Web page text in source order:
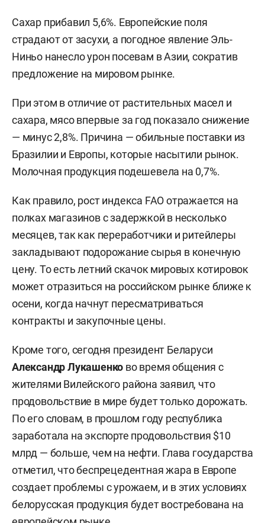
Сахар прибавил 5,6%. Европейские поля
страдают от засухи, а погодное явление Эль-
Ниньо нанесло урон посевам в Азии, сократив
предложение на мировом рынке.
При этом в отличие от растительных масел и
сахара, мясо впервые за год показало снижение
— минус 2,8%. Причина — обильные поставки из
Бразилии и Европы, которые насытили рынок.
Молочная продукция подешевела на 0,7%.
Как правило, рост индекса FAO отражается на
полках магазинов с задержкой в несколько
месяцев, так как переработчики и ритейлеры
закладывают подорожание сырья в конечную
цену. То есть летний скачок мировых котировок
может отразиться на российском рынке ближе к
осени, когда начнут пересматриваться
контракты и закупочные цены.
Кроме того, сегодня президент Беларуси
Александр Лукашенко во время общения с
жителями Вилейского района заявил, что
продовольствие в мире будет только дорожать.
По его словам, в прошлом году республика
заработала на экспорте продовольствия $10
млрд — больше, чем на нефти. Глава государства
отметил, что беспрецедентная жара в Европе
создает проблемы с урожаем, и в этих условиях
белорусская продукция будет востребована на